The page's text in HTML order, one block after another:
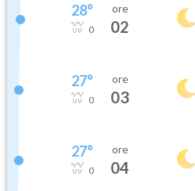
28°
0
ore
02
27°
0
ore
03
27°
0
ore
04